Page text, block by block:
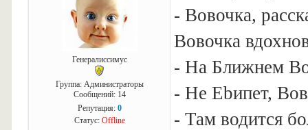
Генералиссимус
Группа: Администраторы
Сообщений: 14
Репутация: 0
Статус: Offline
- Вовочка,
Вовочка
- На Ближнем
- Не Еbипет,
- Там водится